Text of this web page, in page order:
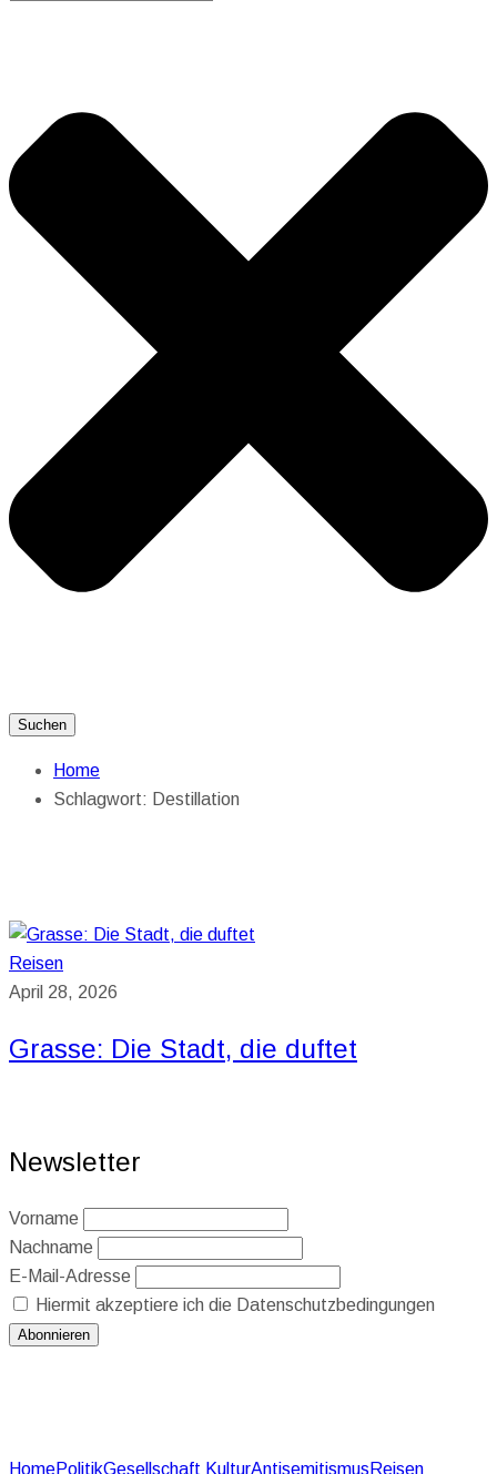
Suchen
Home
Schlagwort: Destillation
Reisen
April 28, 2026
Grasse: Die Stadt, die duftet
Newsletter
Vorname
Nachname
E-Mail-Adresse
Hiermit akzeptiere ich die Datenschutzbedingungen
HomePolitikGesellschaft KulturAntisemitismus Reisen